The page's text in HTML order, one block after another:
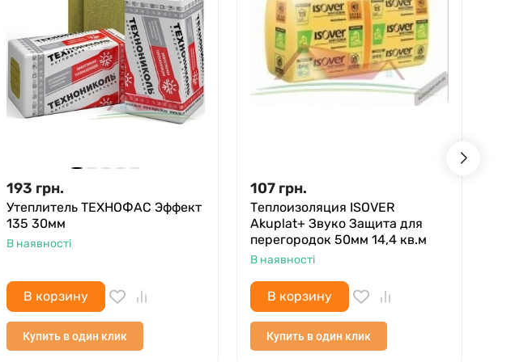
193 грн.
Утеплитель ТЕХНОФАС Эффект
135 30мм
В наявності
В корзину
Купить в один клик
107 грн.
Теплоизоляция ISOVER
Akuplat+ Звуко Защита для
перегородок 50мм 14,4 кв.м
В наявності
В корзину
Купить в один клик